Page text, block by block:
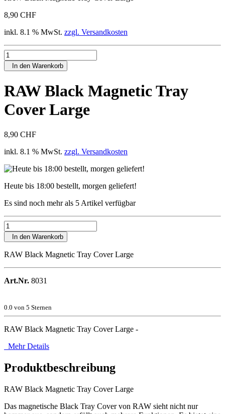
8,90 CHF
inkl. 8.1 % MwSt. zzgl. Versandkosten
In den Warenkorb
RAW Black Magnetic Tray
Cover Large
8,90 CHF
inkl. 8.1 % MwSt. zzgl. Versandkosten
Heute bis 18:00 bestellt, morgen geliefert!
Es sind noch mehr als 5 Artikel verfügbar
In den Warenkorb
RAW Black Magnetic Tray Cover Large
Art.Nr. 8031
0.0 von 5 Sternen
RAW Black Magnetic Tray Cover Large -
Mehr Details
Produktbeschreibung
RAW Black Magnetic Tray Cover Large
Das magnetische Black Tray Cover von RAW sieht nicht nur